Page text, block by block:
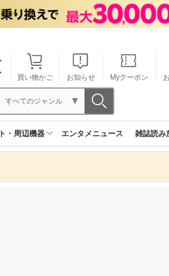
買い物かご お知らせ Myクーポン
すべてのジャンル
・周辺機器 エンタメニュース 雑誌読み